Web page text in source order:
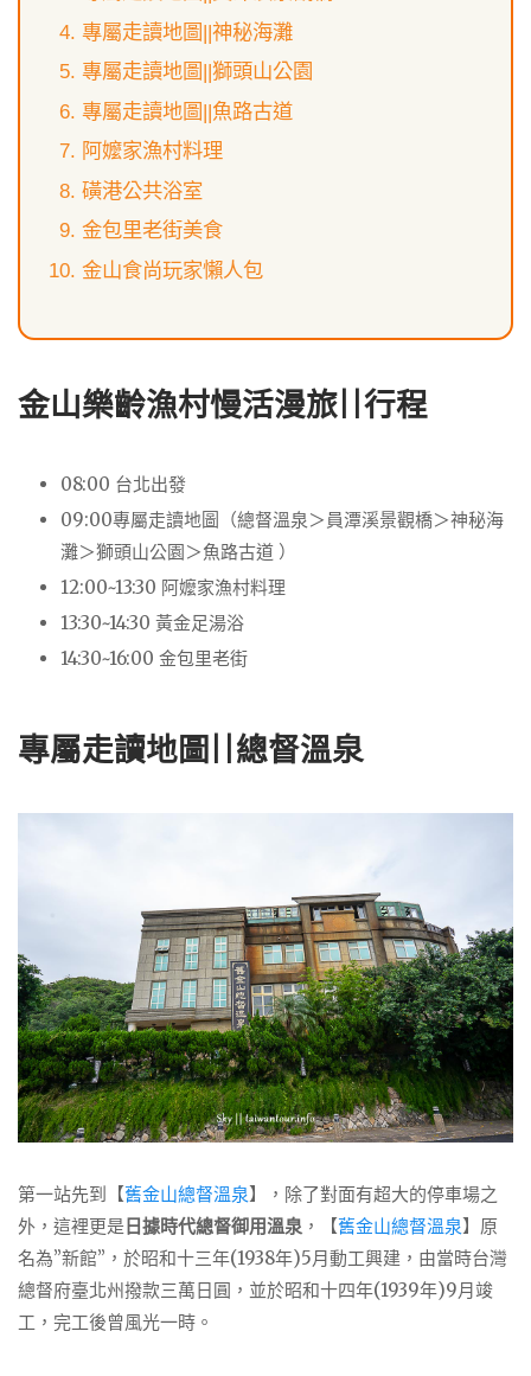
專屬走讀地圖||神秘海灘
專屬走讀地圖||獅頭山公園
專屬走讀地圖||魚路古道
阿嬤家漁村料理
磺港公共浴室
金包里老街美食
金山食尚玩家懶人包
金山樂齡漁村慢活漫旅||行程
08:00 台北出發
09:00專屬走讀地圖（總督溫泉＞員潭溪景觀橋＞神秘海
灘＞獅頭山公園＞魚路古道 ）
12:00~13:30 阿嬤家漁村料理
13:30~14:30 黃金足湯浴
14:30~16:00 金包里老街
專屬走讀地圖||總督溫泉
第一站先到【舊金山總督溫泉】，除了對面有超大的停車場之
外，這裡更是 日據時代總督御用溫泉 ，【舊金山總督溫泉】原
名為”新館”，於昭和十三年(1938年)5月動工興建，由當時台灣
總督府臺北州撥款三萬日圓，並於昭和十四年(1939年)9月竣
工，完工後曾風光一時。